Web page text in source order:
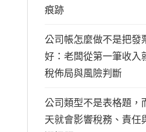
痕跡
公司帳怎麼做不是把發
好：老闆從第一筆收入
稅佈局與風險判斷
公司類型不是表格題，
天就會影響稅務、責任